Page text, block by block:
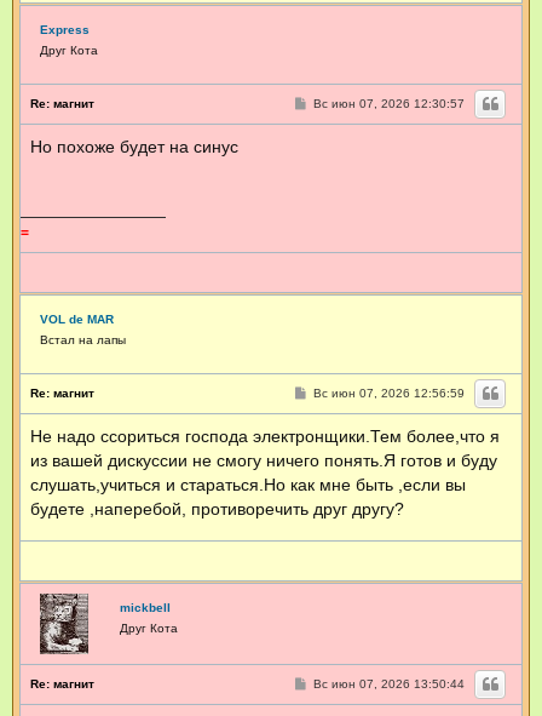
Express
Друг Кота
Re: магнит
СВс июн 07, 2026 12:30:57
Но похоже будет на синус
=
VOL de MAR
Встал на лапы
Re: магнит
С
б
е
н
и
е
Вс июн 07, 2026 12:56:59
Не надо ссориться господа электронщики.Тем более,что я
из вашей дискуссии не смогу ничего понять.Я готов и буду
слушать,учиться и стараться.Но как мне быть ,если вы
будете ,наперебой, противоречить друг другу?
mickbell
Друг Кота
Re: магнит
СВс июн 07, 2026 13:50:44